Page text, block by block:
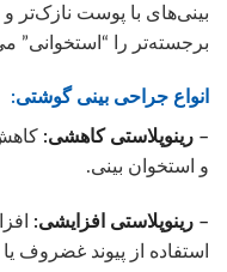
بینی‌های با پوست
برجسته‌تر را “استخوانی”
انواع جراحی بینی گوشتی:
– رینوپلاستی کاهشی:
و استخوان بینی.
– رینوپلاستی افزایشی:
استفاده از پیوند غضروف